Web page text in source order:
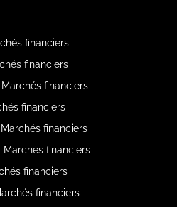
financiers
financiers
financiers
financiers
financiers
financiers
financiers
financiers